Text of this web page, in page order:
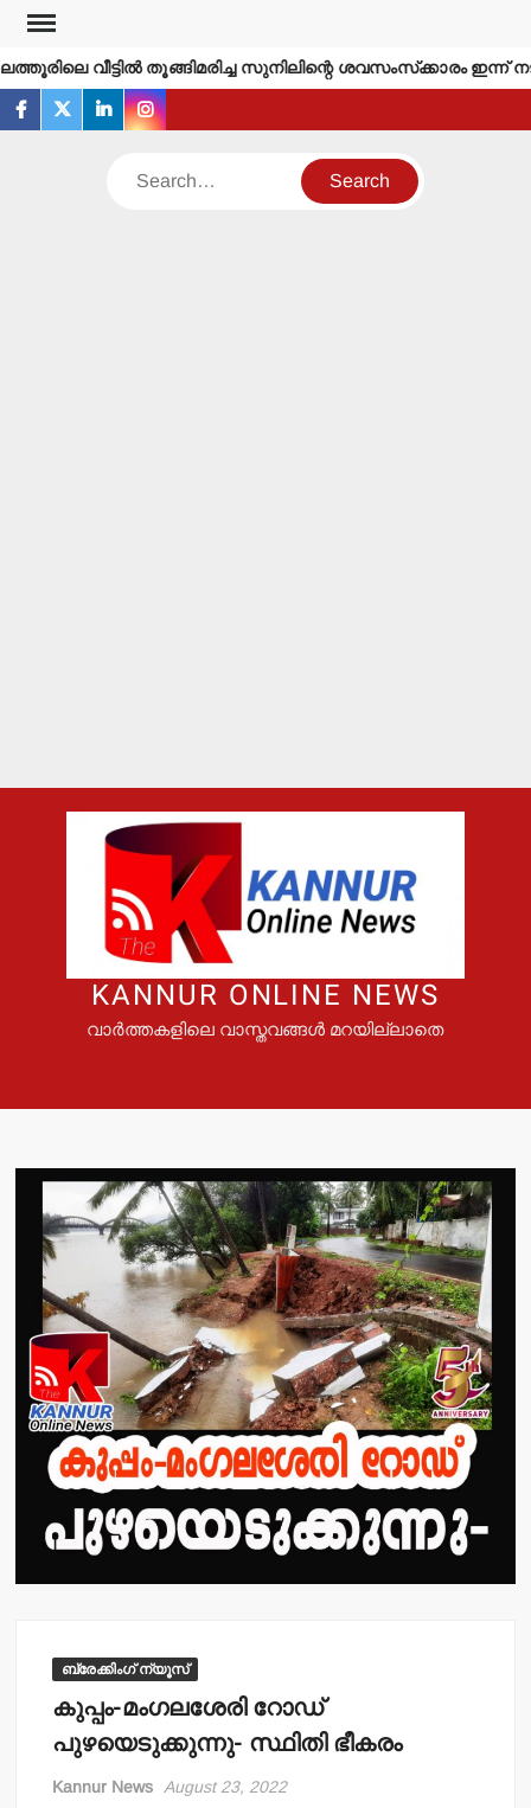
Skip
content വീട്ടില്‍ തൂങ്ങിമരിച്ച സുനിലിന്റെ ശവസംസ്‌ക്കാരം ഇന്ന്
facebook
twitterlinkedininstagram
Search
KANNUR ONLINE NEWS
വാർത്തകളിലെ വാസ്തവങ്ങൾ മറയില്ലാതെ
ബ്രേക്കിംഗ് ന്യൂസ്
കുപ്പം-മംഗലശേരി റോഡ്
പുഴയെടുക്കുന്നു- സ്ഥിതി ഭീകരം
Kannur News August 23, 2022